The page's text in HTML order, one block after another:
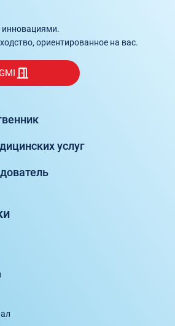
инновациями.
ориентированное на вас.
услуг